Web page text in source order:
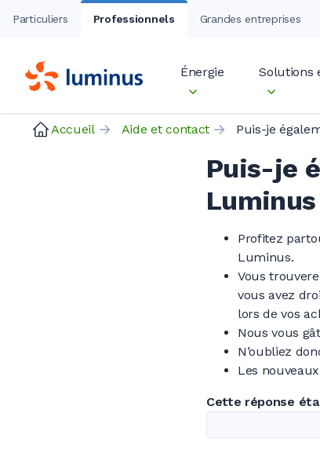
Particuliers Professionnels Grandes entreprises
Énergie Solutions
Accueil Aide et contact
Puis-je
Profitez
Luminus.
Vous
vous avez
lors de vos
Nous vous
N’oubliez
Les
Cette réponse